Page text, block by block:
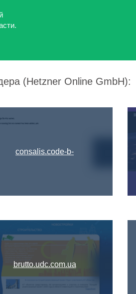
(Hetzner Online GmbH):
consalis.code-b-
development.com
brutto.udc.com.ua